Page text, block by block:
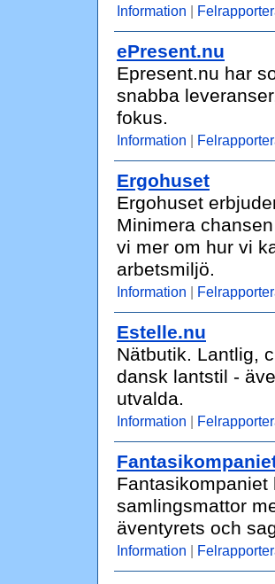
Information |
ePresent.nu
Epresent.nu har
snabba
fokus.
Information |
Ergohuset
Ergohuset
Minimera
vi mer om hur vi
arbetsmiljö.
Information |
Estelle.nu
Nätbutik. Lantlig,
dansk lantstil -
utvalda.
Information |
samlingsmattor
äventyrets och
Information |